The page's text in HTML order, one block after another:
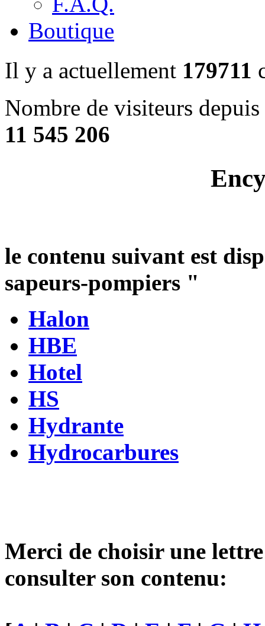
Boutique
Il y a actuellement 179711
Nombre de visiteurs
11 545 206
le contenu suivant est
sapeurs-pompiers "
Halon
HBE
Hotel
HS
Hydrante
Hydrocarbures
Merci de choisir une
consulter son contenu: